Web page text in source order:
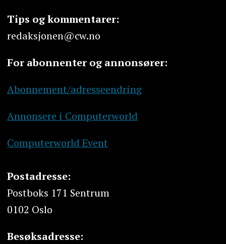
Tips og kommentarer:
redaksjonen@cw.no
For abonnenter og annonsører:
Abonnement/adresseendring
Annonsere i Computerworld
Computerworld Event
Postadresse:
Postboks 171 Sentrum
0102 Oslo
Besøksadresse: